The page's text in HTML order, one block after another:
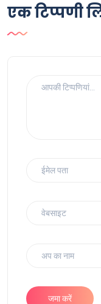
एक टिप्पणी
जमा करें